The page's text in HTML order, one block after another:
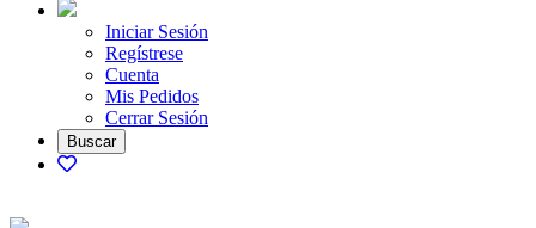
Iniciar Sesión
Regístrese
Cuenta
Mis Pedidos
Cerrar Sesión